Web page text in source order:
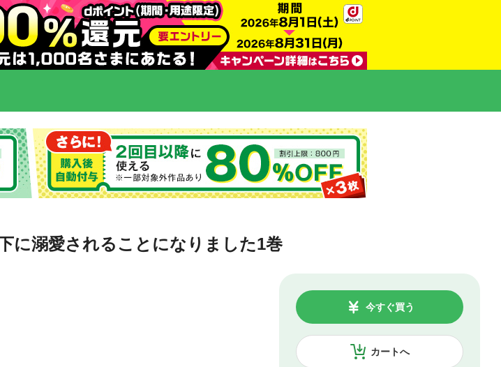
に溺愛されることになりました1巻
カートへ
今すぐ買う